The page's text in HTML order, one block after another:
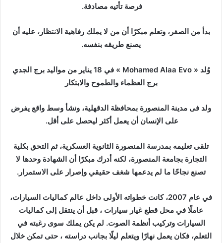
ر
ي
فرصة تأتيه مصادفة.
بدأ من الصفر، وتعلم مبكرًا أن من لا يملك رفاهية الانتظار، عليه أن
يصنع طريقه بنفسه.
وُلد « Mohamed Alaa Evo » في 18 يناير من مواليد برج الجدي
برج العظماء والطموح والابتكار
ولد فى مدينة المنصورة بمحافظة الدقهلية، ونشأ وسط واقع يفرض
على الإنسان أن يعمل أكثر ليحصل على أقل.
تلقى تعليمه بمدرسة المنصورة الثانوية العسكرية، ثم التحق بكلية
التجارة بجامعة المنصورة، لكنه أدرك مبكرًا أن الشهادة وحدها لا
تصنع نجاحًا ما لم يدعمها شغف حقيقي وإصرار على الاستمرار.
في عام 2007، كانت خطواته الأولى داخل عالم كماليات السيارات،
عاملًا في محل قطع غيار سيارات ، قبل أن ينتقل إلى كماليات
السيارات وتركيب أنظمة الصوت. لم يكن يملك سوى رغبته في
التعلم، فكان يعمل نهارًا ويتعلم ليلًا بجانب دراسته ، حتى تمكن خلال